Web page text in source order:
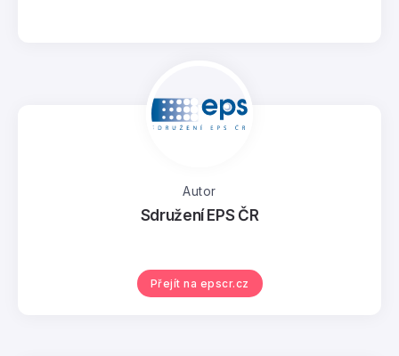
Autor
Sdružení EPS ČR
Přejít na epscr.cz